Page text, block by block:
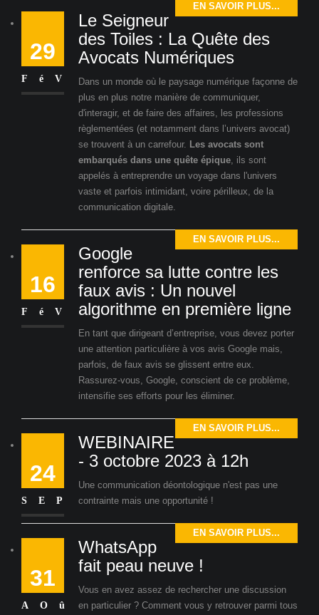
EN SAVOIR PLUS...
29
FéV
Le Seigneur
des Toiles : La Quête des
Avocats Numériques
Dans un monde où le paysage numérique façonne de
plus en plus notre manière de communiquer,
d'interagir, et de faire des affaires, les professions
règlementées (et notamment dans l’univers avocat)
se trouvent à un carrefour. Les avocats sont
embarqués dans une quête épique, ils sont
appelés à entreprendre un voyage dans l'univers
vaste et parfois intimidant, voire périlleux, de la
communication digitale.
EN SAVOIR PLUS...
16
FéV
Google
renforce sa lutte contre les
faux avis : Un nouvel
algorithme en première ligne
En tant que dirigeant d’entreprise, vous devez porter
une attention particulière à vos avis Google mais,
parfois, de faux avis se glissent entre eux.
Rassurez-vous, Google, conscient de ce problème,
intensifie ses efforts pour les éliminer.
EN SAVOIR PLUS...
24
SEP
WEBINAIRE
- 3 octobre 2023 à 12h
Une communication déontologique n'est pas une
contrainte mais une opportunité !
EN SAVOIR PLUS...
31
AOû
WhatsApp
fait peau neuve !
Vous en avez assez de rechercher une discussion
en particulier ? Comment vous y retrouver parmi tous